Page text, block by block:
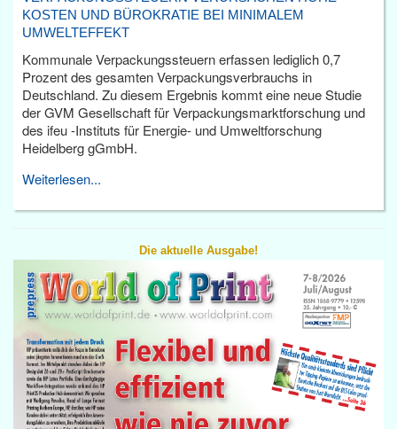
KOSTEN UND BÜROKRATIE BEI MINIMALEM
UMWELTEFFEKT
Kommunale Verpackungssteuern erfassen lediglich 0,7
Prozent des gesamten Verpackungsverbrauchs in
Deutschland. Zu diesem Ergebnis kommt eine neue Studie
der GVM Gesellschaft für Verpackungsmarktforschung und
des ifeu -Instituts für Energie- und Umweltforschung
Heidelberg gGmbH.
Weiterlesen...
Die aktuelle Ausgabe!